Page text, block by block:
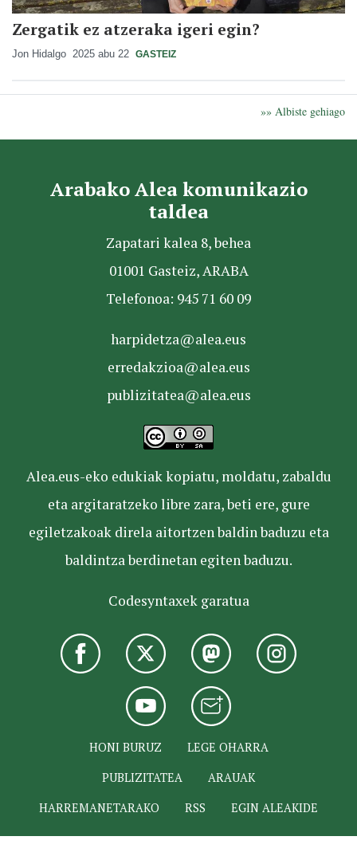
Zergatik ez atzeraka igeri egin?
Jon Hidalgo 2025 abu 22 GASTEIZ
»» Albiste gehiago
Arabako Alea komunikazio
taldea
Zapatari kalea 8, behea
01001 Gasteiz, ARABA
Telefonoa: 945 71 60 09
harpidetza@alea.eus
erredakzioa@alea.eus
publizitatea@alea.eus
Alea.eus-eko edukiak kopiatu, moldatu, zabaldu
eta argitaratzeko libre zara, beti ere, gure
egiletzakoak direla aitortzen baldin baduzu eta
baldintza berdinetan egiten baduzu.
Codesyntaxek garatua
HONI BURUZ
LEGE OHARRA
PUBLIZITATEA
ARAUAK
HARREMANETARAKO
RSS EGIN ALEAKIDE